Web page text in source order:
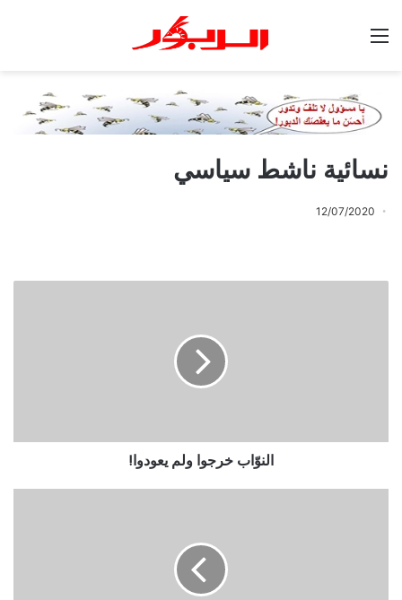
نسائية ناشط سياسي
12/07/2020
النوّاب خرجوا ولم يعودوا!